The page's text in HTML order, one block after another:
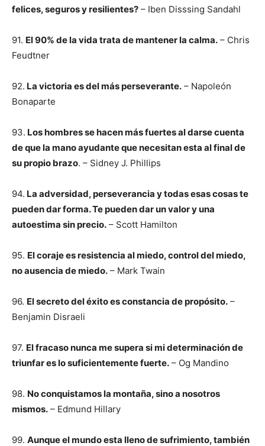
felices, seguros y resilientes? – Iben Disssing Sandahl
91. El 90% de la vida trata de mantener la calma. – Chris
Feudtner
92. La victoria es del más perseverante. – Napoleón
Bonaparte
93. Los hombres se hacen más fuertes al darse cuenta
de que la mano ayudante que necesitan esta al final de
su propio brazo. – Sidney J. Phillips
94. La adversidad, perseverancia y todas esas cosas te
pueden dar forma. Te pueden dar un valor y una
autoestima sin precio. – Scott Hamilton
95. El coraje es resistencia al miedo, control del miedo,
no ausencia de miedo. – Mark Twain
96. El secreto del éxito es constancia de propósito. –
Benjamin Disraeli
97. El fracaso nunca me supera si mi determinación de
triunfar es lo suficientemente fuerte. – Og Mandino
98. No conquistamos la montaña, sino a nosotros
mismos. – Edmund Hillary
99. Aunque el mundo esta lleno de sufrimiento, también